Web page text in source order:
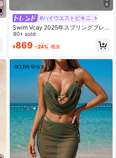
6
#ハイウエストビキニ
Swim Vcay 2025年スプリングブレ
イク花柄 ホルターネック三角タイト
ップ & サイドタイ ビキニセット 2枚
組、夏のビーチ
90+ sold
¥869 -24% 概算